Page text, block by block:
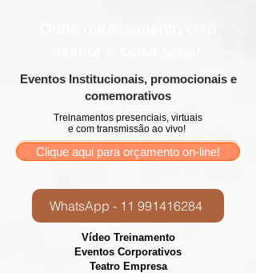
​Eventos Institucionais, promocionais e
comemorativos
Treinamentos presenciais, virtuais
e com transmissão ao vivo!
Clique aqui para orçamento on-line!
WhatsApp - 11 991416284
Vídeo Treinamento
Eventos Corporativos
​Teatro Empresa